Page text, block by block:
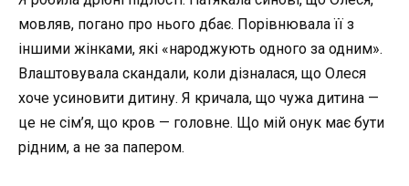
мовляв, погано про нього дбає. Порівнювала її з
іншими жінками, які «народжують одного за одним».
Влаштовувала скандали, коли дізналася, що Олеся
хоче усиновити дитину. Я кричала, що чужа дитина —
це не сім’я, що кров — головне. Що мій онук має бути
рідним, а не за папером.